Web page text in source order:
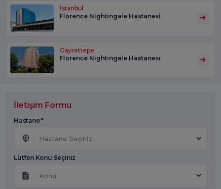
İstanbul
Florence Nightingale Hastanesi
Gayrettepe
Florence Nightingale Hastanesi
İletişim Formu
Hastane *
Hastane Seçiniz
Lütfen Konu Seçiniz
Konu